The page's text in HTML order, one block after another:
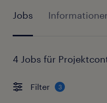
Jobs
4 Jobs für
Filter 3